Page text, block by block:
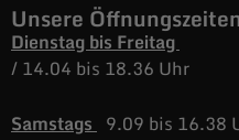
Unsere Öffnungszeiten
Dienstag bis Freitag
/14.04 bis 18.36 Uhr
Samstags 9.09 bis 16.38